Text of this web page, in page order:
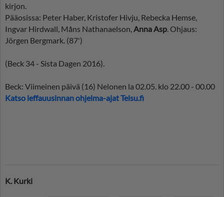
kirjon.
Pääosissa: Peter Haber, Kristofer Hivju, Rebecka Hemse,
Ingvar Hirdwall, Måns Nathanaelson,Anna Asp. Ohjaus:
Jörgen Bergmark. (87')
(Beck 34 - Sista Dagen 2016).
Beck: Viimeinen päivä (16) Nelonen la 02.05. klo 22.00 - 00.00
Katso leffauusinnan ohjelma-ajat Telsu.fi
K. Kurki